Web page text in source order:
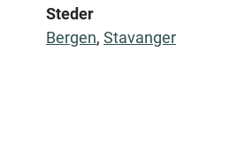
Steder
Bergen, Stavanger